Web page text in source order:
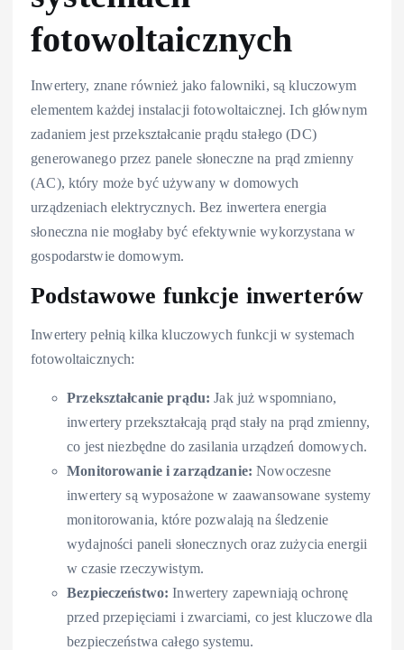
fotowoltaicznych
Inwertery, znane również jako falowniki, są kluczowym
elementem każdej instalacji fotowoltaicznej. Ich głównym
zadaniem jest przekształcanie prądu stałego (DC)
generowanego przez panele słoneczne na prąd zmienny
(AC), który może być używany w domowych
urządzeniach elektrycznych. Bez inwertera energia
słoneczna nie mogłaby być efektywnie wykorzystana w
gospodarstwie domowym.
Podstawowe funkcje inwerterów
Inwertery pełnią kilka kluczowych funkcji w systemach
fotowoltaicznych:
Przekształcanie prądu: Jak już wspomniano,
inwertery przekształcają prąd stały na prąd zmienny,
co jest niezbędne do zasilania urządzeń domowych.
Monitorowanie i zarządzanie: Nowoczesne
inwertery są wyposażone w zaawansowane systemy
monitorowania, które pozwalają na śledzenie
wydajności paneli słonecznych oraz zużycia energii
w czasie rzeczywistym.
Bezpieczeństwo: Inwertery zapewniają ochronę
przed przepięciami i zwarciami, co jest kluczowe dla
bezpieczeństwa całego systemu.